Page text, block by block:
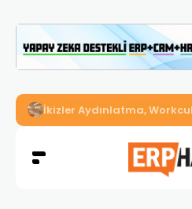
İkizler Aydınlatma,